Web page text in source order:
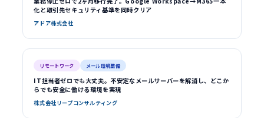
化と取引先セキュリティ基準を同時クリア
アドア株式会社
リモートワーク メール環境整備
IT担当者ゼロでも大丈夫。不安定なメールサーバーを解消し、どこか
らでも安全に働ける環境を実現
株式会社リープコンサルティング